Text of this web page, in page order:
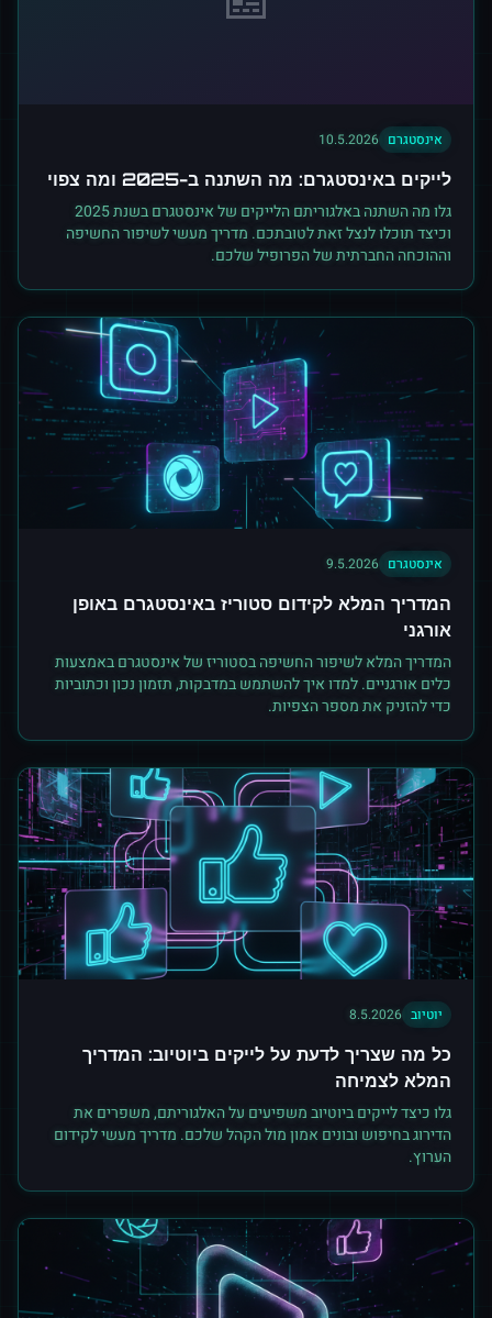
אינסטגרם 10.5.2026
לייקים באינסטגרם: מה השתנה ב-2025 ומה צפוי
גלו מה השתנה באלגוריתם הלייקים של אינסטגרם בשנת 2025
וכיצד תוכלו לנצל זאת לטובתכם. מדריך מעשי לשיפור החשיפה
וההוכחה החברתית של הפרופיל שלכם.
אינסטגרם 9.5.2026
המדריך המלא לקידום סטוריז באינסטגרם באופן
אורגני
המדריך המלא לשיפור החשיפה בסטוריז של אינסטגרם באמצעות
כלים אורגניים. למדו איך להשתמש במדבקות, תזמון נכון וכתוביות
כדי להזניק את מספר הצפיות.
יוטיוב 8.5.2026
כל מה שצריך לדעת על לייקים ביוטיוב: המדריך
המלא לצמיחה
גלו כיצד לייקים ביוטיוב משפיעים על האלגוריתם, משפרים את
הדירוג בחיפוש ובונים אמון מול הקהל שלכם. מדריך מעשי לקידום
הערוץ.